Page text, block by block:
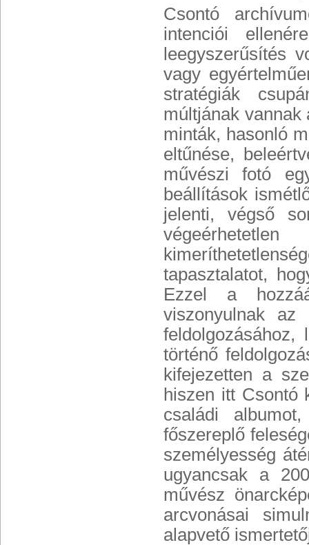
Csontó
intenciói
leegyszerűsítés
vagy
stratégiák
múltjának vannak
minták, hasonló
eltűnése,
művészi fotó
beállítások
jelenti, végső
tapasztalatot,
Ezzel a
viszonyulnak az
történő
kifejezetten a
hiszen itt Csontó
családi
főszereplő
személyesség
ugyancsak a
művész
arcvonásai
alapvető